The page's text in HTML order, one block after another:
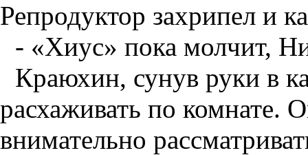
Репродуктор захрипел и
- «Хиус» пока молчит,
Краюхин, сунув руки в
расхаживать по комнате.
внимательно